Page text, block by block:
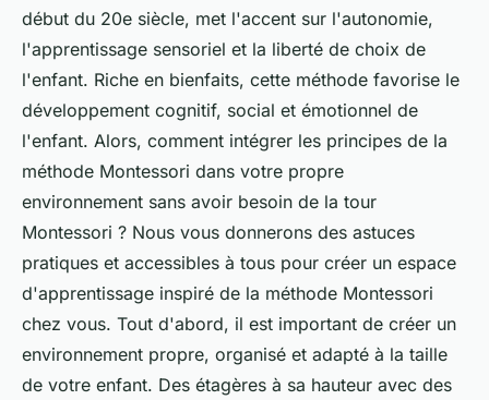
début du 20e siècle, met l'accent sur l'autonomie,
l'apprentissage sensoriel et la liberté de choix de
l'enfant. Riche en bienfaits, cette méthode favorise le
développement cognitif, social et émotionnel de
l'enfant. Alors, comment intégrer les principes de la
méthode Montessori dans votre propre
environnement sans avoir besoin de la tour
Montessori ? Nous vous donnerons des astuces
pratiques et accessibles à tous pour créer un espace
d'apprentissage inspiré de la méthode Montessori
chez vous. Tout d'abord, il est important de créer un
environnement propre, organisé et adapté à la taille
de votre enfant. Des étagères à sa hauteur avec des